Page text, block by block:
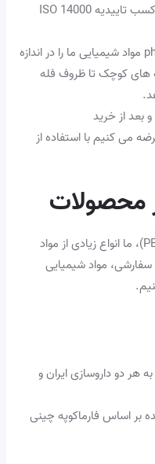
در افراد” معتبر است و در مسیر کسب تاییدیه ISO 14000
phosphoric-acid.ir Chemicals مواد شیمیایی ما را در اندازه
های کوچک تا ظروف فله
می کنیم با استفاده از
محصولات
علاوه بر پلی اتیلن گلیکول 300 (PEG 300)، ما انواع زیادی از مواد
مواد شیمیایی
هر دو داروسازی ایران و
بر اساس فارماکوپه چینی